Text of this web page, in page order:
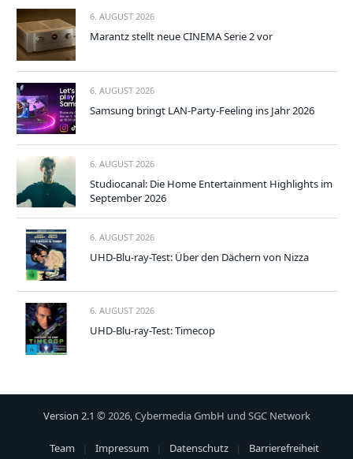
6. AUGUST 2026
Marantz stellt neue CINEMA Serie 2 vor
6. AUGUST 2026
Samsung bringt LAN-Party-Feeling ins Jahr 2026
6. AUGUST 2026
Studiocanal: Die Home Entertainment Highlights im
September 2026
6. AUGUST 2026
UHD-Blu-ray-Test: Über den Dächern von Nizza
6. AUGUST 2026
UHD-Blu-ray-Test: Timecop
Version 2.1 © 2026, Cybermedia GmbH und SGC Network
Team Impressum Datenschutz Barrierefreiheit